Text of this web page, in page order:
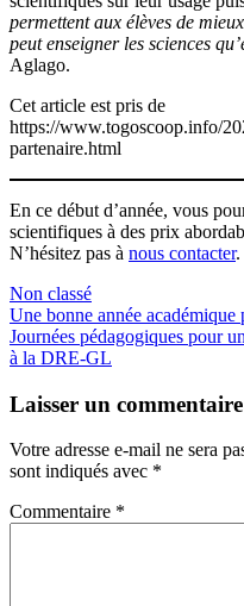
permettent aux élèves de
peut enseigner les sciences
Aglago.
Cet article est pris de
https://www.togoscoop.info/
partenaire.html
En ce début d’année, vous
scientifiques à des prix
N’hésitez pas à nous contacter.
Non classé
Navigation
de
Une bonne année académique
Journées pédagogiques pour
à la DRE-GL
Laisser un commentaire
Votre adresse e-mail ne sera
sont indiqués avec *
Commentaire *